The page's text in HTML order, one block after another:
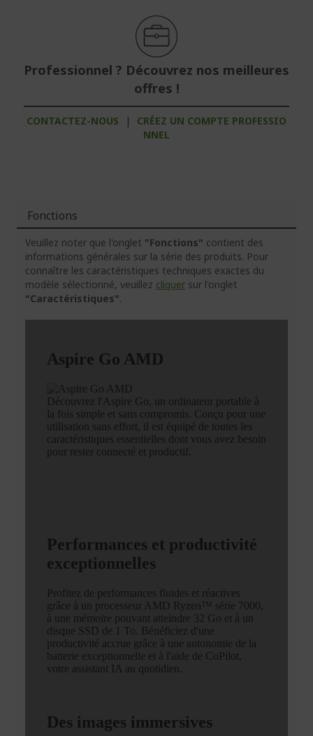
Professionnel ? Découvrez nos meilleures
offres !
CONTACTEZ-NOUS |
CRÉEZ UN COMPTE PROFESSIO
NNEL
Fonctions
Veuillez noter que l'onglet "Fonctions" contient des
informations générales sur la série des produits. Pour
connaître les caractéristiques techniques exactes du
modèle sélectionné, veuillez cliquer sur l'onglet
"Caractéristiques".